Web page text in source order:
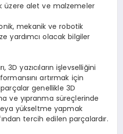
üzere alet ve malzemeler
mekanik ve robotik
yardımcı olacak bilgiler
3D yazıcıların işlevselliğini
artırmak için
genellikle 3D
ve yıpranma süreçlerinde
yükseltme yapmak
tercih edilen parçalardır.